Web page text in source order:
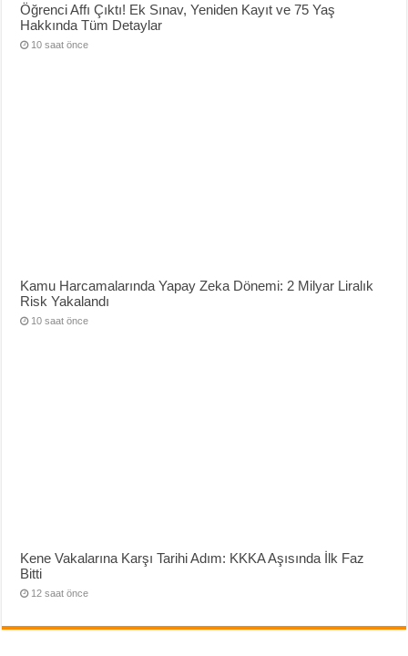
Öğrenci Affı Çıktı! Ek Sınav, Yeniden Kayıt ve 75 Yaş
Hakkında Tüm Detaylar
10 saat önce
Kamu Harcamalarında Yapay Zeka Dönemi: 2 Milyar Liralık
Risk Yakalandı
10 saat önce
Kene Vakalarına Karşı Tarihi Adım: KKKA Aşısında İlk Faz
Bitti
12 saat önce